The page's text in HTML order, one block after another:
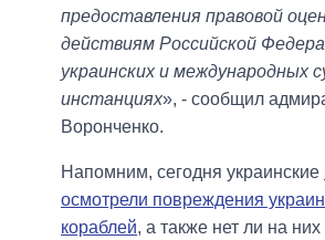
предоставления правовой
действиям Российской
украинских и международных
инстанциях», - сообщил
Воронченко.
Напомним, сегодня украинские
осмотрели повреждения
кораблей, а также нет ли на